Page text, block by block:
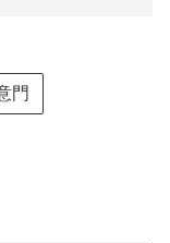
門